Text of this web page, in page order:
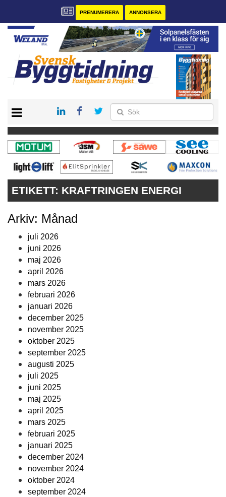
PRENUMERERA ANNONSERA
PRENUMERERA
VÅRA ANDRA MAGASIN
ANNONSERA
ETIKETT: KRAFTRINGEN ENERGI
Arkiv: Månad
juli 2026
juni 2026
maj 2026
april 2026
mars 2026
februari 2026
januari 2026
december 2025
november 2025
oktober 2025
september 2025
augusti 2025
juli 2025
juni 2025
maj 2025
april 2025
mars 2025
februari 2025
januari 2025
december 2024
november 2024
oktober 2024
september 2024